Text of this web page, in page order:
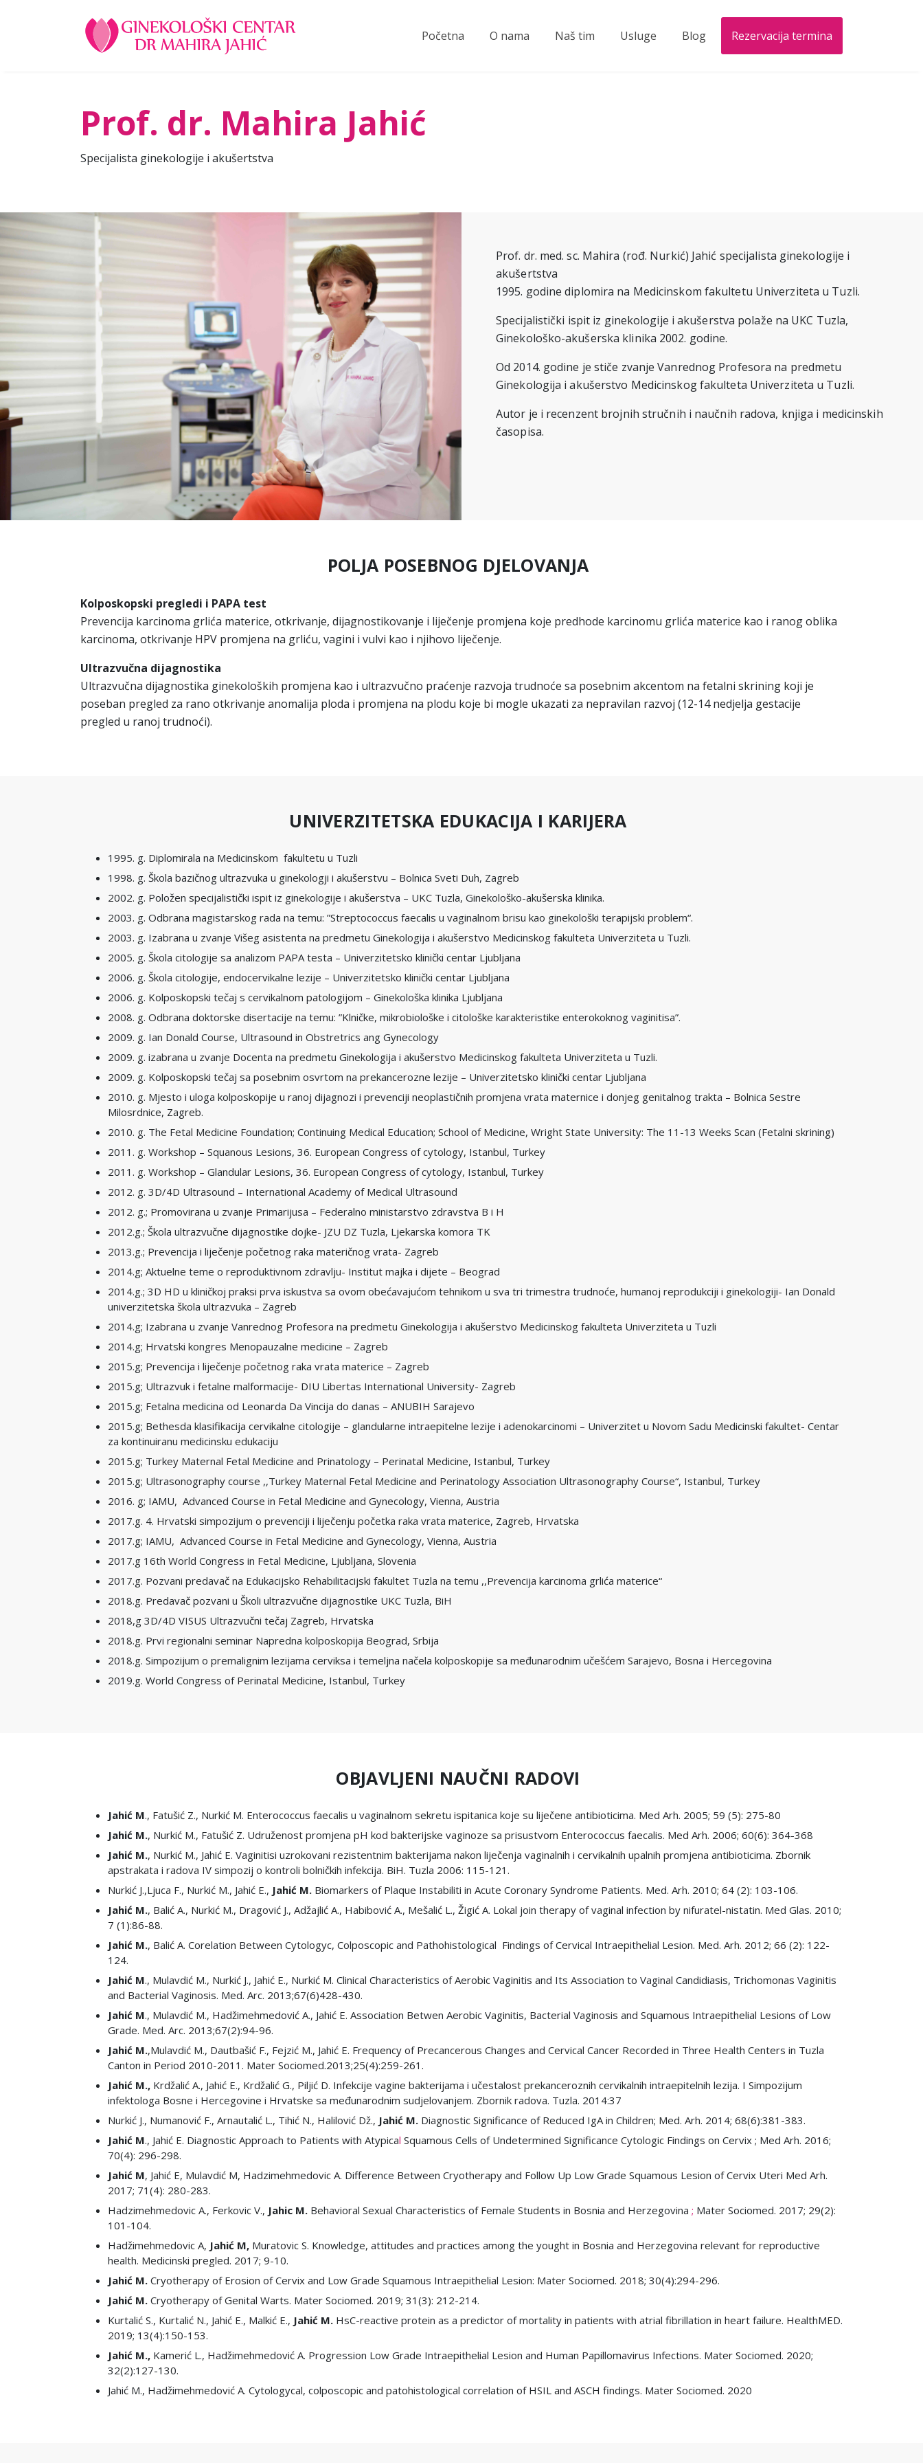
Početna O nama Naš tim Usluge Blog Rezervacija termina
Prof. dr. Mahira Jahić
Specijalista ginekologije i akušertstva
Prof. dr. med. sc. Mahira (rođ. Nurkić) Jahić specijalista ginekologije i
akušertstva
1995. godine diplomira na Medicinskom fakultetu Univerziteta u Tuzli.
Specijalistički ispit iz ginekologije i akušerstva polaže na UKC Tuzla,
Ginekološko-akušerska klinika 2002. godine.
Od 2014. godine je stiče zvanje Vanrednog Profesora na predmetu
Ginekologija i akušerstvo Medicinskog fakulteta Univerziteta u Tuzli.
Autor je i recenzent brojnih stručnih i naučnih radova, knjiga i medicinskih
časopisa.
POLJA POSEBNOG DJELOVANJA
Kolposkopski pregledi i PAPA test
Prevencija karcinoma grlića materice, otkrivanje, dijagnostikovanje i liječenje promjena koje predhode karcinomu grlića materice kao i ranog oblika
karcinoma, otkrivanje HPV promjena na grliću, vagini i vulvi kao i njihovo liječenje.
Ultrazvučna dijagnostika
Ultrazvučna dijagnostika ginekoloških promjena kao i ultrazvučno praćenje razvoja trudnoće sa posebnim akcentom na fetalni skrining koji je
poseban pregled za rano otkrivanje anomalija ploda i promjena na plodu koje bi mogle ukazati za nepravilan razvoj (12-14 nedjelja gestacije
pregled u ranoj trudnoći).
UNIVERZITETSKA EDUKACIJA I KARIJERA
1995. g. Diplomirala na Medicinskom fakultetu u Tuzli
1998. g. Škola bazičnog ultrazvuka u ginekologji i akušerstvu – Bolnica Sveti Duh, Zagreb
2002. g. Položen specijalistički ispit iz ginekologije i akušerstva – UKC Tuzla, Ginekološko-akušerska klinika.
2003. g. Odbrana magistarskog rada na temu: ”Streptococcus faecalis u vaginalnom brisu kao ginekološki terapijski problem“.
2003. g. Izabrana u zvanje Višeg asistenta na predmetu Ginekologija i akušerstvo Medicinskog fakulteta Univerziteta u Tuzli.
2005. g. Škola citologije sa analizom PAPA testa – Univerzitetsko klinički centar Ljubljana
2006. g. Škola citologije, endocervikalne lezije – Univerzitetsko klinički centar Ljubljana
2006. g. Kolposkopski tečaj s cervikalnom patologijom – Ginekološka klinika Ljubljana
2008. g. Odbrana doktorske disertacije na temu: ”Klničke, mikrobiološke i citološke karakteristike enterokoknog vaginitisa”.
2009. g. Ian Donald Course, Ultrasound in Obstretrics ang Gynecology
2009. g. izabrana u zvanje Docenta na predmetu Ginekologija i akušerstvo Medicinskog fakulteta Univerziteta u Tuzli.
2009. g. Kolposkopski tečaj sa posebnim osvrtom na prekancerozne lezije – Univerzitetsko klinički centar Ljubljana
2010. g. Mjesto i uloga kolposkopije u ranoj dijagnozi i prevenciji neoplastičnih promjena vrata maternice i donjeg genitalnog trakta – Bolnica Sestre
Milosrdnice, Zagreb.
2010. g. The Fetal Medicine Foundation; Continuing Medical Education; School of Medicine, Wright State University: The 11-13 Weeks Scan (Fetalni skrining)
2011. g. Workshop – Squanous Lesions, 36. European Congress of cytology, Istanbul, Turkey
2011. g. Workshop – Glandular Lesions, 36. European Congress of cytology, Istanbul, Turkey
2012. g. 3D/4D Ultrasound – International Academy of Medical Ultrasound
2012. g.; Promovirana u zvanje Primarijusa – Federalno ministarstvo zdravstva B i H
2012.g.; Škola ultrazvučne dijagnostike dojke- JZU DZ Tuzla, Ljekarska komora TK
2013.g.; Prevencija i liječenje početnog raka materičnog vrata- Zagreb
2014.g; Aktuelne teme o reproduktivnom zdravlju- Institut majka i dijete – Beograd
2014.g.; 3D HD u kliničkoj praksi prva iskustva sa ovom obećavajućom tehnikom u sva tri trimestra trudnoće, humanoj reprodukciji i ginekologiji- Ian Donald
univerzitetska škola ultrazvuka – Zagreb
2014.g; Izabrana u zvanje Vanrednog Profesora na predmetu Ginekologija i akušerstvo Medicinskog fakulteta Univerziteta u Tuzli
2014.g; Hrvatski kongres Menopauzalne medicine – Zagreb
2015.g; Prevencija i liječenje početnog raka vrata materice – Zagreb
2015.g; Ultrazvuk i fetalne malformacije- DIU Libertas International University- Zagreb
2015.g; Fetalna medicina od Leonarda Da Vincija do danas – ANUBIH Sarajevo
2015.g; Bethesda klasifikacija cervikalne citologije – glandularne intraepitelne lezije i adenokarcinomi – Univerzitet u Novom Sadu Medicinski fakultet- Centar
za kontinuiranu medicinsku edukaciju
2015.g; Turkey Maternal Fetal Medicine and Prinatology – Perinatal Medicine, Istanbul, Turkey
2015.g; Ultrasonography course ,,Turkey Maternal Fetal Medicine and Perinatology Association Ultrasonography Course“, Istanbul, Turkey
2016. g; IAMU, Advanced Course in Fetal Medicine and Gynecology, Vienna, Austria
2017.g. 4. Hrvatski simpozijum o prevenciji i liječenju početka raka vrata materice, Zagreb, Hrvatska
2017.g; IAMU, Advanced Course in Fetal Medicine and Gynecology, Vienna, Austria
2017.g 16th World Congress in Fetal Medicine, Ljubljana, Slovenia
2017.g. Pozvani predavač na Edukacijsko Rehabilitacijski fakultet Tuzla na temu ,,Prevencija karcinoma grlića materice“
2018.g. Predavač pozvani u Školi ultrazvučne dijagnostike UKC Tuzla, BiH
2018,g 3D/4D VISUS Ultrazvučni tečaj Zagreb, Hrvatska
2018.g. Prvi regionalni seminar Napredna kolposkopija Beograd, Srbija
2018.g. Simpozijum o premalignim lezijama cerviksa i temeljna načela kolposkopije sa međunarodnim učešćem Sarajevo, Bosna i Hercegovina
2019.g. World Congress of Perinatal Medicine, Istanbul, Turkey
OBJAVLJENI NAUČNI RADOVI
Jahić M., Fatušić Z., Nurkić M. Enterococcus faecalis u vaginalnom sekretu ispitanica koje su liječene antibioticima. Med Arh. 2005; 59 (5): 275-80
Jahić M., Nurkić M., Fatušić Z. Udruženost promjena pH kod bakterijske vaginoze sa prisustvom Enterococcus faecalis. Med Arh. 2006; 60(6): 364-368
Jahić M., Nurkić M., Jahić E. Vaginitisi uzrokovani rezistentnim bakterijama nakon liječenja vaginalnih i cervikalnih upalnih promjena antibioticima. Zbornik
apstrakata i radova IV simpozij o kontroli bolničkih infekcija. BiH. Tuzla 2006: 115-121.
Nurkić J.,Ljuca F., Nurkić M., Jahić E., Jahić M. Biomarkers of Plaque Instabiliti in Acute Coronary Syndrome Patients. Med. Arh. 2010; 64 (2): 103-106.
Jahić M., Balić A., Nurkić M., Dragović J., Adžajlić A., Habibović A., Mešalić L., Žigić A. Lokal join therapy of vaginal infection by nifuratel-nistatin. Med Glas. 2010;
7 (1):86-88.
Jahić M., Balić A. Corelation Between Cytologyc, Colposcopic and Pathohistological Findings of Cervical Intraepithelial Lesion. Med. Arh. 2012; 66 (2): 122-
124.
Jahić M., Mulavdić M., Nurkić J., Jahić E., Nurkić M. Clinical Characteristics of Aerobic Vaginitis and Its Association to Vaginal Candidiasis, Trichomonas Vaginitis
and Bacterial Vaginosis. Med. Arc. 2013;67(6)428-430.
Jahić M., Mulavdić M., Hadžimehmedović A., Jahić E. Association Betwen Aerobic Vaginitis, Bacterial Vaginosis and Squamous Intraepithelial Lesions of Low
Grade. Med. Arc. 2013;67(2):94-96.
Jahić M.,Mulavdić M., Dautbašić F., Fejzić M., Jahić E. Frequency of Precancerous Changes and Cervical Cancer Recorded in Three Health Centers in Tuzla
Canton in Period 2010-2011. Mater Sociomed.2013;25(4):259-261.
Jahić M., Krdžalić A., Jahić E., Krdžalić G., Piljić D. Infekcije vagine bakterijama i učestalost prekanceroznih cervikalnih intraepitelnih lezija. I Simpozijum
infektologa Bosne i Hercegovine i Hrvatske sa međunarodnim sudjelovanjem. Zbornik radova. Tuzla. 2014:37
Nurkić J., Numanović F., Arnautalić L., Tihić N., Halilović Dž., Jahić M. Diagnostic Significance of Reduced IgA in Children; Med. Arh. 2014; 68(6):381-383.
Jahić M., Jahić E. Diagnostic Approach to Patients with Atypical Squamous Cells of Undetermined Significance Cytologic Findings on Cervix ; Med Arh. 2016;
70(4): 296-298.
Jahić M, Jahić E, Mulavdić M, Hadzimehmedovic A. Difference Between Cryotherapy and Follow Up Low Grade Squamous Lesion of Cervix Uteri Med Arh.
2017; 71(4): 280-283.
Hadzimehmedovic A., Ferkovic V., Jahic M. Behavioral Sexual Characteristics of Female Students in Bosnia and Herzegovina ; Mater Sociomed. 2017; 29(2):
101-104.
Hadžimehmedovic A, Jahić M, Muratovic S. Knowledge, attitudes and practices among the yought in Bosnia and Herzegovina relevant for reproductive
health. Medicinski pregled. 2017; 9-10.
Jahić M. Cryotherapy of Erosion of Cervix and Low Grade Squamous Intraepithelial Lesion: Mater Sociomed. 2018; 30(4):294-296.
Jahić M. Cryotherapy of Genital Warts. Mater Sociomed. 2019; 31(3): 212-214.
Kurtalić S., Kurtalić N., Jahić E., Malkić E., Jahić M. HsC-reactive protein as a predictor of mortality in patients with atrial fibrillation in heart failure. HealthMED.
2019; 13(4):150-153.
Jahić M., Kamerić L., Hadžimehmedović A. Progression Low Grade Intraepithelial Lesion and Human Papillomavirus Infections. Mater Sociomed. 2020;
32(2):127-130.
Jahić M., Hadžimehmedović A. Cytologycal, colposcopic and patohistological correlation of HSIL and ASCH findings. Mater Sociomed. 2020